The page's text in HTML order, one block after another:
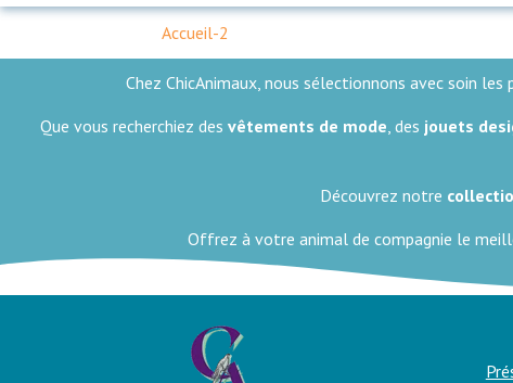
Accueil-2
Chez ChicAnimaux, nous sélectionnons avec soin les
Que vous recherchiez des vêtements de mode, des jouets
Découvrez notre
Offrez à votre animal de compagnie le